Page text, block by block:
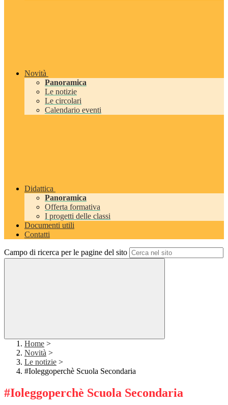
Novità
Panoramica
Le notizie
Le circolari
Calendario eventi
Didattica
Panoramica
Offerta formativa
I progetti delle classi
Documenti utili
Contatti
Campo di ricerca per le pagine del sito
Home >
Novità >
Le notizie >
#Ioleggoperchè Scuola Secondaria
#Ioleggoperchè Scuola Secondaria